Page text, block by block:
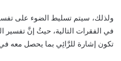
ولذلك، سيتم تسليط الضوء على
في الفقرات التالية، حيثُ إنَّ تفسير
تكون إشارة للرَّائِي بما يحصل معه